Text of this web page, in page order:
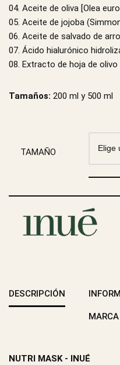
04. Aceite de oliva [Olea
05. Aceite de jojoba
06. Aceite de salvado de
07. Ácido hialurónico
08. Extracto de hoja de olivo
Tamaños: 200 ml y 500 ml
TAMAÑO
DESCRIPCIÓN
MARCA
NUTRI MASK - INUÉ